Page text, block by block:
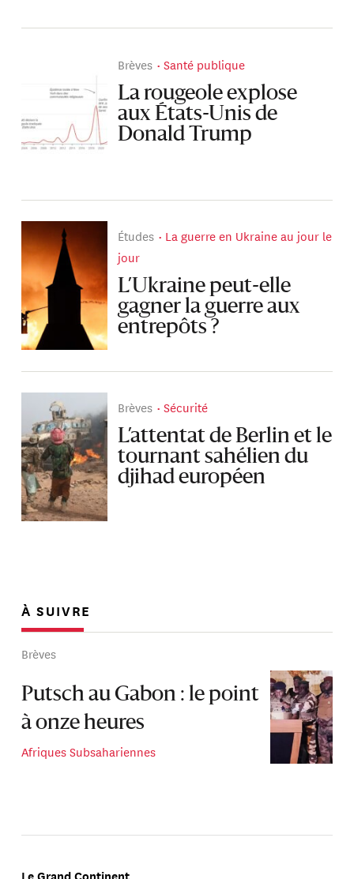
Brèves Santé publique
La rougeole explose
aux États-Unis de
Donald Trump
Études
La guerre en Ukraine au jour le
jour
L’Ukraine peut-elle
gagner la guerre aux
entrepôts ?
Brèves Sécurité
L’attentat de Berlin et le
tournant sahélien du
djihad européen
À SUIVRE
Brèves
Putsch au Gabon : le point
à onze heures
Afriques Subsahariennes